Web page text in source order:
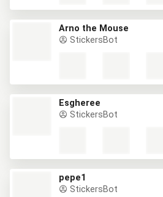
Arno the Mouse
StickersBot
Esgheree
StickersBot
pepe1
StickersBot